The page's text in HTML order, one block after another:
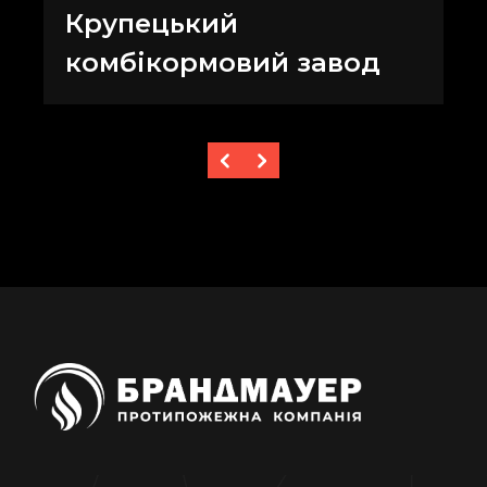
цьому наші клієнти можуть розраховувати на
найнадійніші рішення для захисту від вогню.
Процес вибору
З'ясувати особливості технічних процесів і
можливі причини виникнення пожежі.
Визначити необхідні засоби: сигналізацію,
Крупецький
комбікормовий завод